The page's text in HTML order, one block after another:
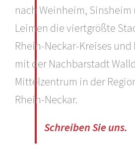
nach Weinheim, Sinsheim
Leimen die viertgrößte
Rhein-Neckar-Kreises
mit der Nachbarstadt
Mittelzentrum in der
Rhein-Neckar.
Schreiben Sie uns.